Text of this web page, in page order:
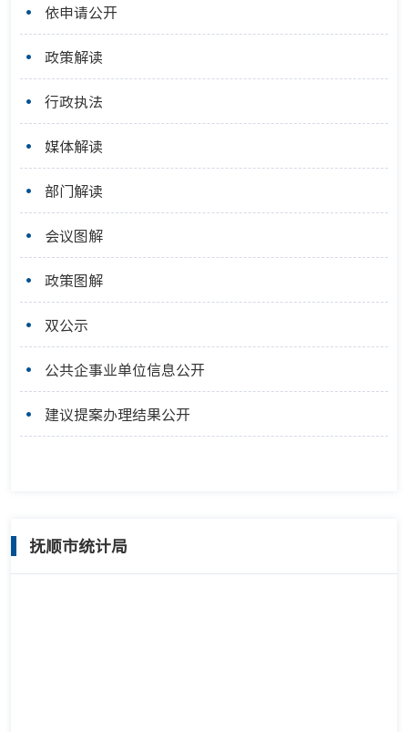
依申请公开
政策解读
行政执法
媒体解读
部门解读
会议图解
政策图解
双公示
公共企事业单位信息公开
建议提案办理结果公开
抚顺市统计局